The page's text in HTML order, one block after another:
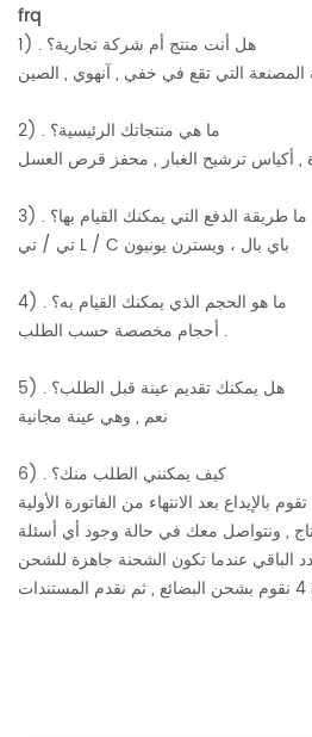
frq
1) . هل أنت منتج أم شركة تجارية؟
المصنعة التي تقع في خفي , آنهوي , الصين
2) . ما هي منتجاتك الرئيسية؟
3) . ما طريقة الدفع التي يمكنك القيام بها؟
تي / تي L / C باي بال ، ويسترن يونيون
4) . ما هو الحجم الذي يمكنك القيام به؟
أحجام مخصصة حسب الطلب .
5) . هل يمكنك تقديم عينة قبل الطلب؟
نعم , وهي عينة مجانية
6) . كيف يمكنني الطلب منك؟